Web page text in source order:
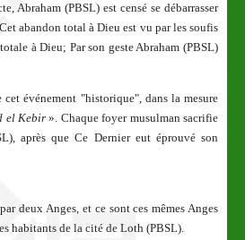
Abraham (PBSL) est censé se débarrasser
abandon total à Dieu est vu par les soufis
à Dieu; Par son geste Abraham (PBSL)
événement "historique", dans la mesure
el Kebir». Chaque foyer musulman sacrifie
après que Ce Dernier eut éprouvé son
deux Anges, et ce sont ces mêmes Anges
habitants de la cité de Loth (PBSL).